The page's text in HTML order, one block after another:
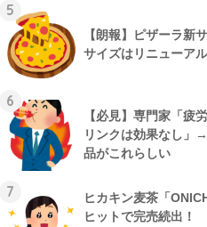
5
【朗報】ピザーラ新
サイズはリニューアル
6
【必見】専門家「疲
リンクは効果なし」
品がこれらしい
7
ヒカキン麦茶「
ヒットで完売続出！